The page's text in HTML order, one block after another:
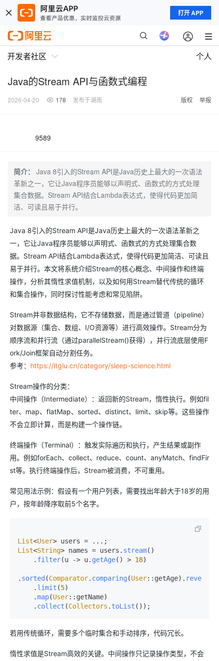
打开 APP
开发者社区 个人
Java的Stream API与函数式编程
2026-04-20 178 发布于湖南 版权 举报
9589
简介：
Java 8引入的Stream API是Java历史上最大的一次语法
革新之一，它让Java程序员能够以声明式、函数式的方式处理
集合数据。Stream API结合Lambda表达式，使得代码更加简
洁、可读且易于并行。
Java 8引入的Stream API是Java历史上最大的一次语法革新之
一，它让Java程序员能够以声明式、函数式的方式处理集合数
据。Stream API结合Lambda表达式，使得代码更加简洁、可读且
易于并行。本文将系统介绍Stream的核心概念、中间操作和终端
操作，分析其惰性求值机制，以及如何用Stream替代传统的循环
和集合操作，同时探讨性能考虑和常见陷阱。
Stream并非数据结构，它不存储数据，而是通过管道（pipeline）
对数据源（集合、数组、I/O资源等）进行高效操作。Stream分为
顺序流和并行流（通过parallelStream()获得），并行流底层使用F
ork/Join框架自动分割任务。
参考： https://ltglu.cn/category/sleep-science.html
Stream操作的分类：
中间操作（Intermediate）：返回新的Stream，惰性执行。例如fil
ter、map、flatMap、sorted、distinct、limit、skip等。这些操作
不会立即计算，而是构建一个操作链。
终端操作（Terminal）：触发实际遍历和执行，产生结果或副作
用。例如forEach、collect、reduce、count、anyMatch、findFir
st等。执行终端操作后，Stream被消费，不可重用。
常见用法示例：假设有一个用户列表，需要找出年龄大于18岁的用
户，按年龄降序取前5个名字。
List<User
List<String> names = users. stream()
    .
filter(u -> u. getAge() > 18)
. sorted (Comparator. comparing (User::getAge). reversed
    .
limit (5)
    .
map(User::getName)
    .
collect (Collectors . toList
若用传统循环，需要多个临时集合和手动排序，代码冗长。
惰性求值是Stream高效的关键。中间操作只记录操作类型，不会